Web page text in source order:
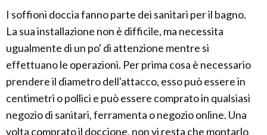
I soffioni doccia fanno parte dei sanitari per il bagno.
La sua installazione non è difficile, ma necessita
ugualmente di un po' di attenzione mentre si
effettuano le operazioni. Per prima cosa è necessario
prendere il diametro dell'attacco, esso può essere in
centimetri o pollici e può essere comprato in qualsiasi
negozio di sanitari, ferramenta o negozio online. Una
volta comprato il doccione, non vi resta che montarlo